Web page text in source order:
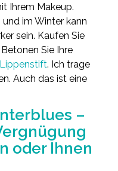
Ihrem Makeup.
im Winter kann
sein. Kaufen Sie
Betonen Sie Ihre
. Ich trage
Auch das ist eine
–
oder Ihnen